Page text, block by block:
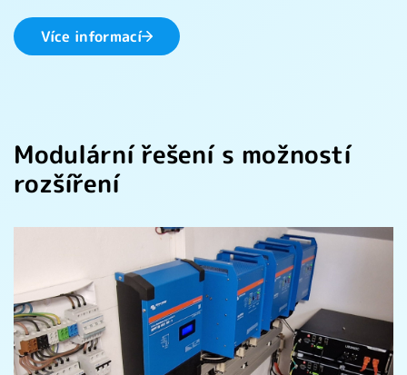
Více informací
Modulární řešení s možností
rozšíření